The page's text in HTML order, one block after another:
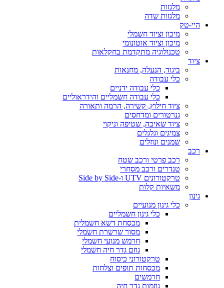
מלגזות
מלגזות שדה
היי-טק
מיכון וציוד חשמלי
מיכון וציוד אוטונומי
טכנולוגיה מתקדמת בחקלאות
ציוד
ביגוד, הנעלה, מחנאות
כלי עבודה
כלי עבודה ידניים
כלי עבודה חשמליים והידראוליים
ציוד חילוץ, קשירה, הרמה ותאורה
גנרטורים ומדחסים
ציוד שאיבה, שטיפה וניקוי
צמיגים וגלגלים
שמנים ונוזלים
רכב
רכב פרטי ורכב שטח
טנדרים ורכב מסחרי
טרקטורונים UTV ו-Side by Side
משאיות קלות
גינון
כלי גינון מנועיים
כלי גינון חשמליים
מכסחת דשא חשמלית
מסור שרשרת חשמלי
חרמש מנועי חשמלי
גוזם גדר חיה חשמלי
טרקטורוני כיסוח
מכסחות תופים וצלחות
חרמשים
גוזמות גדר חיה